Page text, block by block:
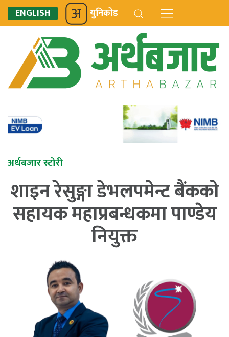
ENGLISH युनिकोड
अर्थबजार स्टोरी
शाइन रेसुङ्गा डेभलपमेन्ट बैंकको
सहायक महाप्रबन्धकमा पाण्डेय
नियुक्त